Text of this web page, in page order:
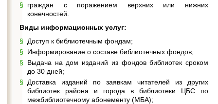
граждан с поражением верхних или нижних
конечностей.
Виды информационных услуг:
Доступ к библиотечным фондам;
Информирование о составе библиотечных фондов;
Выдача на дом изданий из фондов библиотек сроком
до 30 дней;
Доставка изданий по заявкам читателей из других
библиотек района и города в библиотеки ЦБС по
межбиблиотечному абонементу (МБА);